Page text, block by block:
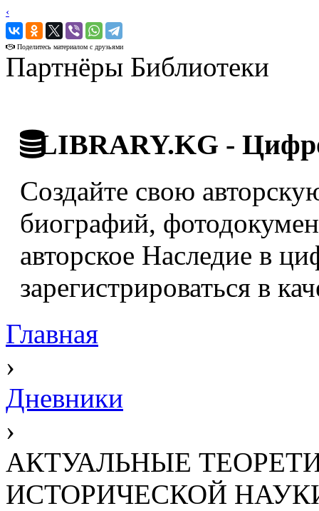
‹
›
Поделитесь материалом с друзьями
Партнёры Библиотеки
LIBRARY.KG -
Создайте свою
биографий,
авторское Наследие в
зарегистрироваться в
Главная
›
Дневники
›
АКТУАЛЬНЫЕ
ИСТОРИЧЕСКОЙ